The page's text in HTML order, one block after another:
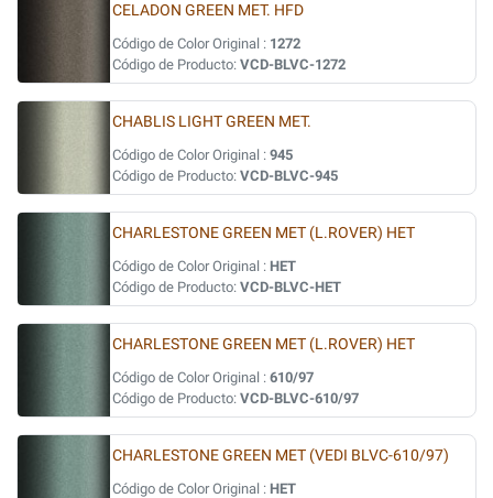
CELADON GREEN MET. HFD
Código de Color Original : 1272
Código de Producto: VCD-BLVC-1272
CHABLIS LIGHT GREEN MET.
Código de Color Original : 945
Código de Producto: VCD-BLVC-945
CHARLESTONE GREEN MET (L.ROVER) HET
Código de Color Original : HET
Código de Producto: VCD-BLVC-HET
CHARLESTONE GREEN MET (L.ROVER) HET
Código de Color Original : 610/97
Código de Producto: VCD-BLVC-610/97
CHARLESTONE GREEN MET (VEDI BLVC-610/97)
Código de Color Original : HET